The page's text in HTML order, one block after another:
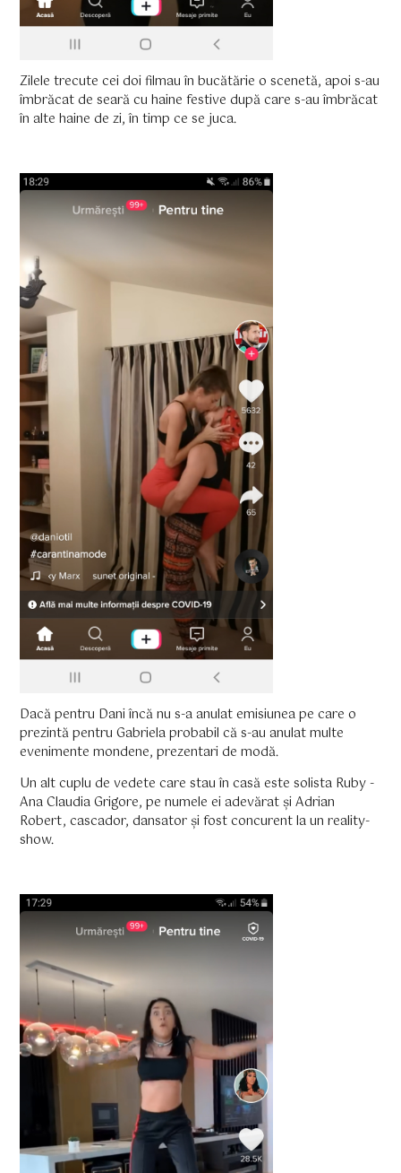
Zilele trecute cei doi filmau în bucătărie o scenetă, apoi s-au
îmbrăcat de seară cu haine festive după care s-au îmbrăcat
în alte haine de zi, în timp ce se juca.
Dacă pentru Dani încă nu s-a anulat emisiunea pe care o
prezintă pentru Gabriela probabil că s-au anulat multe
evenimente mondene, prezentari de modă.
Un alt cuplu de vedete care stau în casă este solista Ruby -
Ana Claudia Grigore, pe numele ei adevărat și Adrian
Robert, cascador, dansator și fost concurent la un reality-
show.